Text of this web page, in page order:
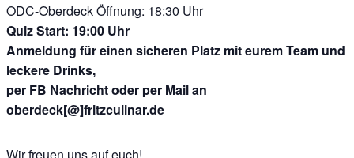
ODC-Oberdeck Öffnung: 18:30 Uhr
Quiz Start: 19:00 Uhr
Anmeldung für einen sicheren Platz mit eurem Team und
leckere Drinks,
per FB Nachricht oder per Mail an
oberdeck[@]fritzculinar.de